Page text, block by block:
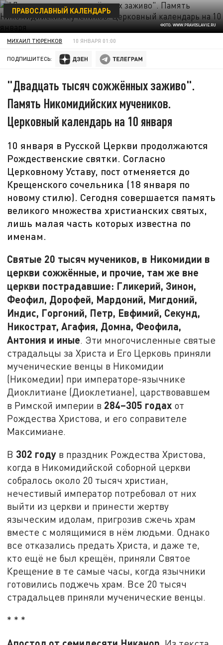
ФОТО: WWW.PRAVOSLAVIE.RU
ПРАВОСЛАВНЫЙ КАЛЕНДАРЬ
МИХАИЛ ТЮРЕНКОВ 10 ЯНВАРЯ 01:00
ПОДПИШИТЕСЬ:
"Двадцать тысяч сожжённых заживо".
Память Никомидийских мучеников.
Церковный календарь на 10 января
10 января в Русской Церкви продолжаются
Рождественские святки. Согласно
Церковному Уставу, пост отменяется до
Крещенского сочельника (18 января по
новому стилю). Сегодня совершается память
великого множества христианских святых,
лишь малая часть которых известна по
именам.
Святые 20 тысяч мучеников, в Никомидии в
церкви сожжённые, и прочие, там же вне
церкви пострадавшие: Гликерий, Зинон,
Феофил, Дорофей, Мардоний, Мигдоний,
Индис, Горгоний, Петр, Евфимий, Секунд,
Никострат, Агафия, Домна, Феофила,
Антония и иные. Эти многочисленные святые
страдальцы за Христа и Его Церковь приняли
мученические венцы в Никомидии
(Никомедии) при императоре-язычнике
Диоклитиане (Диоклетиане), царствовавшем
в Римской империи в 284–305 годах от
Рождества Христова, и его соправителе
Максимиане.
В 302 году в праздник Рождества Христова,
когда в Никомидийской соборной церкви
собралось около 20 тысяч христиан,
нечестивый император потребовал от них
выйти из церкви и принести жертву
языческим идолам, пригрозив сжечь храм
вместе с молящимися в нём людьми. Однако
все отказались предать Христа, и даже те,
кто ещё не был крещён, приняли Святое
Крещение в те самые часы, когда язычники
готовились поджечь храм. Все 20 тысяч
страдальцев приняли мученические венцы.
* * *